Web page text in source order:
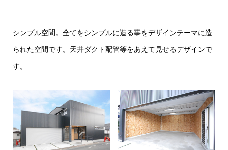
シンプル空間。全てをシンプルに造る事をデザインテーマに造
られた空間です。天井ダクト配管等をあえて見せるデザインで
す。